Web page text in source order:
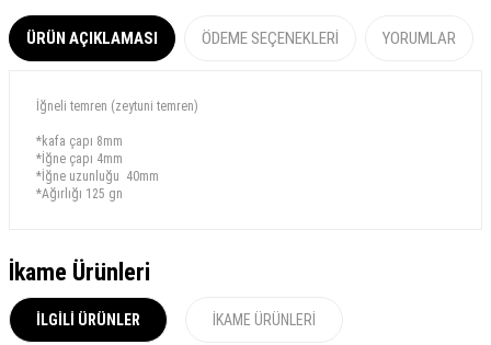
ÜRÜN AÇIKLAMASI ÖDEME SEÇENEKLERI YORUMLAR
İğneli temren (zeytuni temren)
*kafa çapı 8mm
*İğne çapı 4mm
*İğne uzunluğu 40mm
*Ağırlığı 125 gn
İkame Ürünleri
İLGILI ÜRÜNLER İKAME ÜRÜNLERI